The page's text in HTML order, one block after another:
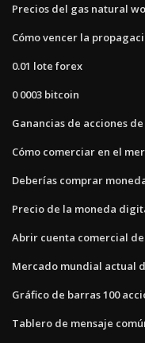
Precios del gas natural
Cómo vencer la
0.01 lote forex
0 0003 bitcoin
Ganancias de acciones
Cómo comerciar en el
Deberías comprar
Precio de la moneda
Abrir cuenta comercial
Mercado mundial actual
Gráfico de barras 100
Tablero de mensaje